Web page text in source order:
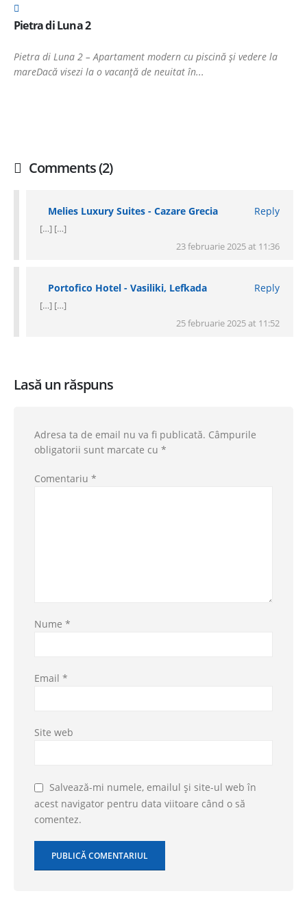
Pietra di Luna 2
Pietra di Luna 2 – Apartament modern cu piscină și vedere la
mareDacă visezi la o vacanță de neuitat în...
Comments (2)
Melies Luxury Suites - Cazare Grecia Reply
[…] […]
23 februarie 2025 at 11:36
Portofico Hotel - Vasiliki, Lefkada Reply
[…] […]
25 februarie 2025 at 11:52
Lasă un răspuns
Adresa ta de email nu va fi publicată. Câmpurile
obligatorii sunt marcate cu *
Comentariu *
Nume *
Email *
Site web
Salvează-mi numele, emailul și site-ul web în
acest navigator pentru data viitoare când o să
comentez.